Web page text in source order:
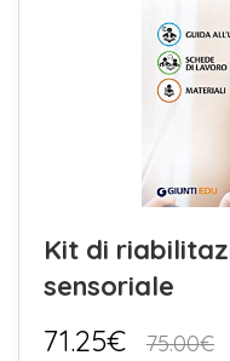
Kit di
sensoriale
71.25€ 75.00€